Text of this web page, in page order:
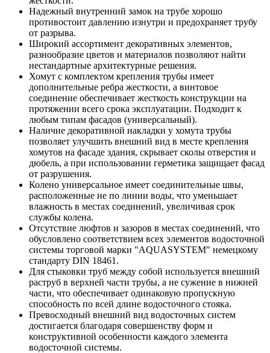
Надежный внутренний замок на трубе хорошо
противостоит давлению изнутри и предохраняет трубу
от разрыва.
Широкий ассортимент декоративных элементов,
разнообразие цветов и материалов позволяют найти
нестандартные архитектурные решения.
Хомут с комплектом крепления трубы имеет
дополнительные ребра жесткости, а винтовое
соединение обеспечивает жесткость конструкции на
протяжении всего срока эксплуатации. Подходит к
любым типам фасадов (универсальный).
Наличие декоративной накладки у хомута трубы
позволяет улучшить внешний вид в месте крепления
хомутов на фасаде здания, скрывает сколы отверстия и
дюбель, а при использовании герметика защищает фасад
от разрушения.
Колено универсальное имеет соединительные швы,
расположенные не по линии воды, что уменьшает
влажность в местах соединений, увеличивая срок
службы колена.
Отсутствие люфтов и зазоров в местах соединений, что
обусловлено соответствием всех элементов водосточной
системы торговой марки "AQUASYSTEM" немецкому
стандарту DIN 18461.
Для стыковки труб между собой используется внешний
раструб в верхней части трубы, а не сужение в нижней
части, что обеспечивает одинаковую пропускную
способность по всей длине водосточного стояка.
Превосходный внешний вид водосточных систем
достигается благодаря совершенству форм и
конструктивной особенности каждого элемента
водосточной системы.